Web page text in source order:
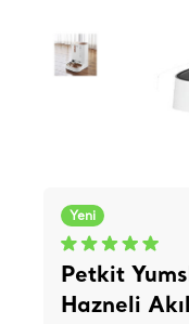
Yeni
Petkit
Hazneli